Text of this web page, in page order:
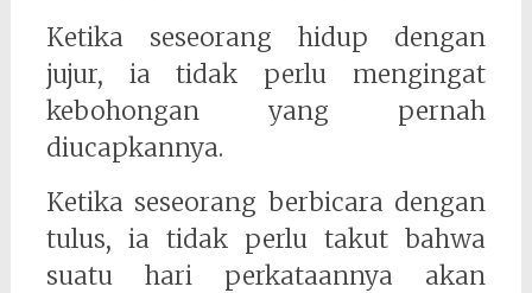
Ketika seseorang hidup dengan
jujur, ia tidak perlu mengingat
kebohongan yang pernah
diucapkannya.
Ketika seseorang berbicara dengan
tulus, ia tidak perlu takut bahwa
suatu hari perkataannya akan